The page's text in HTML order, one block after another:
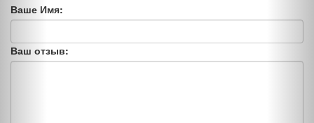
Ваше Имя:
Ваш отзыв: